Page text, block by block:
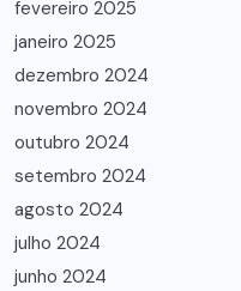
fevereiro 2025
janeiro 2025
dezembro 2024
novembro 2024
outubro 2024
setembro 2024
agosto 2024
julho 2024
junho 2024